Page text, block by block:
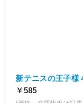
新テニスの王子様
￥585